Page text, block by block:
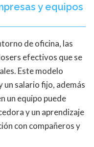
y equipos
de oficina, las
efectivos que se
Este modelo
salario fijo, además
un equipo puede
y un aprendizaje
con compañeros y